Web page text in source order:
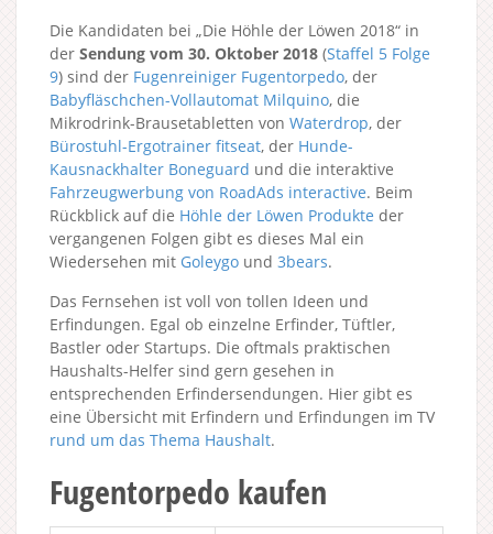
Die Kandidaten bei „Die Höhle der Löwen 2018“ in
der Sendung vom 30. Oktober 2018 (Staffel 5 Folge
9) sind der Fugenreiniger Fugentorpedo, der
Babyfläschchen-Vollautomat Milquino, die
Mikrodrink-Brausetabletten von Waterdrop, der
Bürostuhl-Ergotrainer fitseat, der Hunde-
Kausnackhalter Boneguard und die interaktive
Fahrzeugwerbung von RoadAds interactive. Beim
Rückblick auf die Höhle der Löwen Produkte der
vergangenen Folgen gibt es dieses Mal ein
Wiedersehen mit Goleygo und 3bears.
Das Fernsehen ist voll von tollen Ideen und
Erfindungen. Egal ob einzelne Erfinder, Tüftler,
Bastler oder Startups. Die oftmals praktischen
Haushalts-Helfer sind gern gesehen in
entsprechenden Erfindersendungen. Hier gibt es
eine Übersicht mit Erfindern und Erfindungen im TV
rund um das Thema Haushalt.
Fugentorpedo kaufen